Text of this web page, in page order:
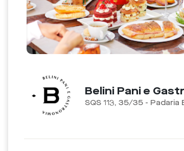
Belini Pani e
SQS 113, 35/35 - Padaria